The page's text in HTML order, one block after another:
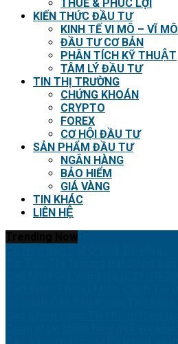
THUẾ & PHÚC LỢI
KIẾN THỨC ĐẦU TƯ
KINH TẾ VI MÔ – VĨ MÔ
ĐẦU TƯ CƠ BẢN
PHÂN TÍCH KỸ THUẬT
TÂM LÝ ĐẦU TƯ
TIN THỊ TRƯỜNG
CHỨNG KHOÁN
CRYPTO
FOREX
CƠ HỘI ĐẦU TƯ
SẢN PHẨM ĐẦU TƯ
NGÂN HÀNG
BẢO HIỂM
GIÁ VÀNG
TIN KHÁC
LIÊN HỆ